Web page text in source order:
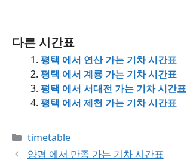
다른 시간표
평택 에서 연산 가는 기차 시간표
평택 에서 계룡 가는 기차 시간표
평택 에서 서대전 가는 기차 시간표
평택 에서 제천 가는 기차 시간표
Categories
timetable
양평 에서 만종 가는 기차 시간표